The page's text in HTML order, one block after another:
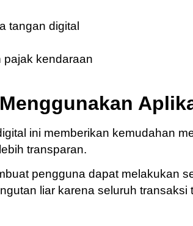
tangan digital
pajak kendaraan
ini memberikan kemudahan
transparan.
pengguna dapat melakukan
liar karena seluruh transaksi